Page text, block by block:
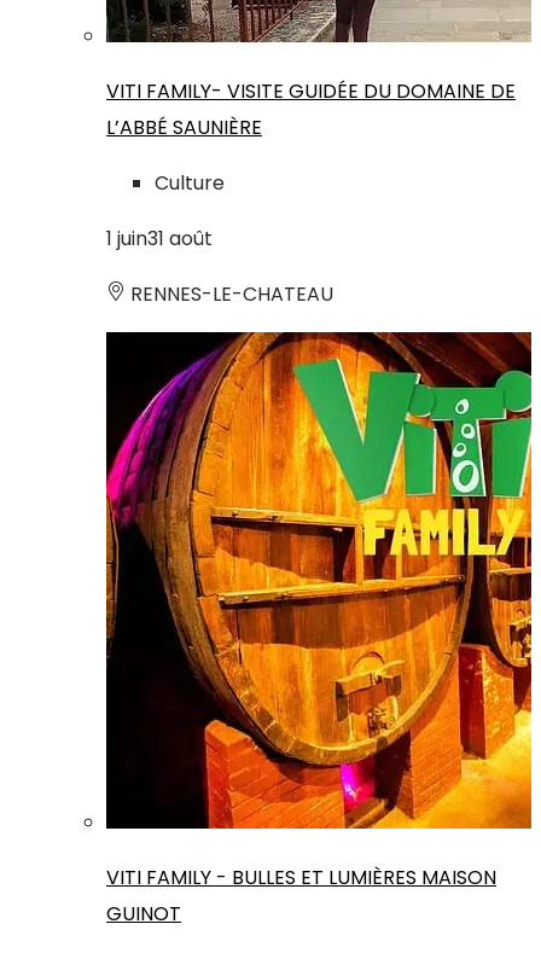
VITI FAMILY- VISITE GUIDÉE DU DOMAINE DE
L’ABBÉ SAUNIÈRE
Culture
1 juin31 août
RENNES-LE-CHATEAU
VITI FAMILY - BULLES ET LUMIÈRES MAISON
GUINOT